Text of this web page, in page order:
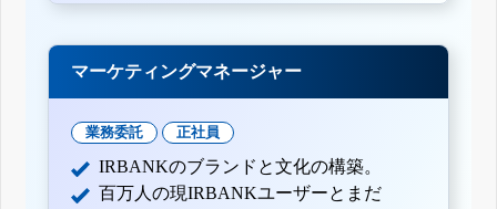
マーケティングマネージャー
業務委託 正社員
IRBANKのブランドと文化の構築。
百万人の現IRBANKユーザーとまだ